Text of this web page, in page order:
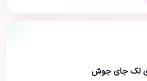
لک جای جوش